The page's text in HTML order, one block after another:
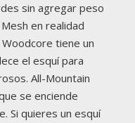
sin agregar peso
en realidad
tiene un
el esquí para
All-Mountain
se enciende
Si quieres un esquí